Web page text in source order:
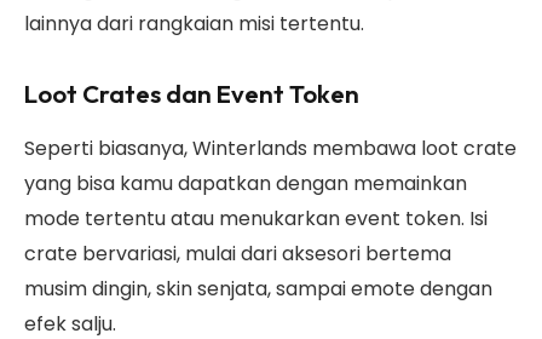
lainnya dari rangkaian misi tertentu.
Loot Crates dan Event Token
Seperti biasanya, Winterlands membawa loot crate
yang bisa kamu dapatkan dengan memainkan
mode tertentu atau menukarkan event token. Isi
crate bervariasi, mulai dari aksesori bertema
musim dingin, skin senjata, sampai emote dengan
efek salju.